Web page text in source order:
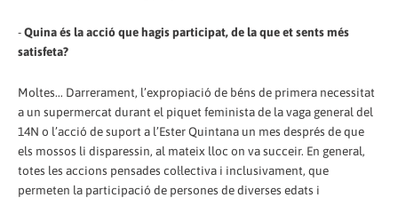
-Quina és la acció que hagis participat, de la que et sents més
satisfeta?
Moltes... Darrerament, l’expropiació de béns de primera necessitat
a un supermercat durant el piquet feminista de la vaga general del
14N o l’acció de suport a l’Ester Quintana un mes després de que
els mossos li disparessin, al mateix lloc on va succeir. En general,
totes les accions pensades col·lectiva i inclusivament, que
permeten la participació de persones de diverses edats i